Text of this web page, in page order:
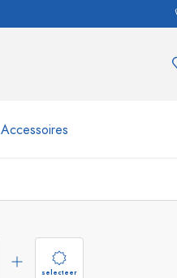
Accessoires
Potten e potjes
Ontdek nu
Nu winkelen
selecteer